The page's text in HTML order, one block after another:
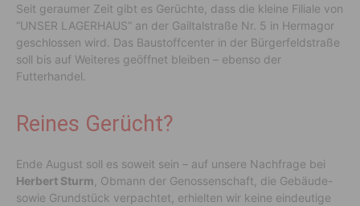
Seit geraumer Zeit gibt es Gerüchte, dass die kleine Filiale von
“UNSER LAGERHAUS” an der Gailtalstraße Nr. 5 in Hermagor
geschlossen wird. Das Baustoffcenter in der Bürgerfeldstraße
soll bis auf Weiteres geöffnet bleiben – ebenso der
Futterhandel.
Reines Gerücht?
Ende August soll es soweit sein – auf unsere Nachfrage bei
Herbert Sturm , Obmann der Genossenschaft, die Gebäude-
sowie Grundstück verpachtet, erhielten wir keine eindeutige